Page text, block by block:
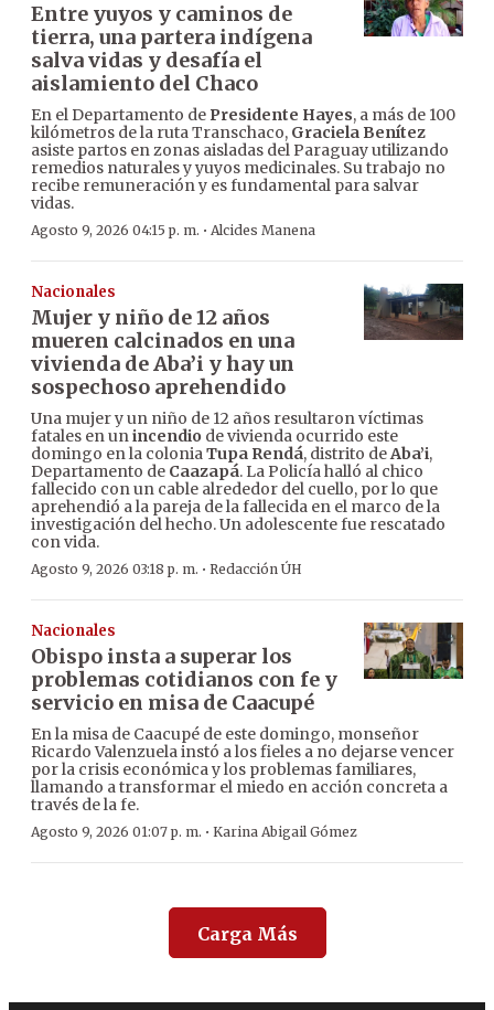
Entre yuyos y caminos de
tierra, una partera indígena
salva vidas y desafía el
aislamiento del Chaco
En el Departamento de Presidente Hayes, a más de 100
kilómetros de la ruta Transchaco, Graciela Benítez
asiste partos en zonas aisladas del Paraguay utilizando
remedios naturales y yuyos medicinales. Su trabajo no
recibe remuneración y es fundamental para salvar
vidas.
Agosto 9, 2026 04:15 p. m. · Alcides Manena
Nacionales
Mujer y niño de 12 años
mueren calcinados en una
vivienda de Aba’i y hay un
sospechoso aprehendido
Una mujer y un niño de 12 años resultaron víctimas
fatales en unincendio de vivienda ocurrido este
domingo en la coloniaTupa Rendá, distrito deAba’i,
Departamento de Caazapá. La Policía halló al chico
fallecido con un cable alrededor del cuello, por lo que
aprehendió a la pareja de la fallecida en el marco de la
investigación del hecho. Un adolescente fue rescatado
con vida.
Agosto 9, 2026 03:18 p. m. · Redacción ÚH
Nacionales
Obispo insta a superar los
problemas cotidianos con fe y
servicio en misa de Caacupé
En la misa de Caacupé de este domingo, monseñor
Ricardo Valenzuela instó a los fieles a no dejarse vencer
por la crisis económica y los problemas familiares,
llamando a transformar el miedo en acción concreta a
través de la fe.
Agosto 9, 2026 01:07 p. m. · Karina Abigail Gómez
Carga Más